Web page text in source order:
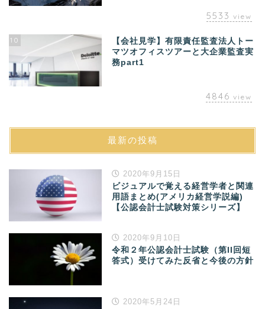
5533 view
10
【会社見学】有限責任監査法人トー
マツオフィスツアーと大企業監査実
務part1
4846 view
最新の投稿
2020年9月15日
ビジュアルで覚える経営学者と関連
用語まとめ(アメリカ経営学説編)
【公認会計士試験対策シリーズ】
2020年9月10日
令和２年公認会計士試験（第II回短
答式）受けてみた反省と今後の方針
2020年5月24日